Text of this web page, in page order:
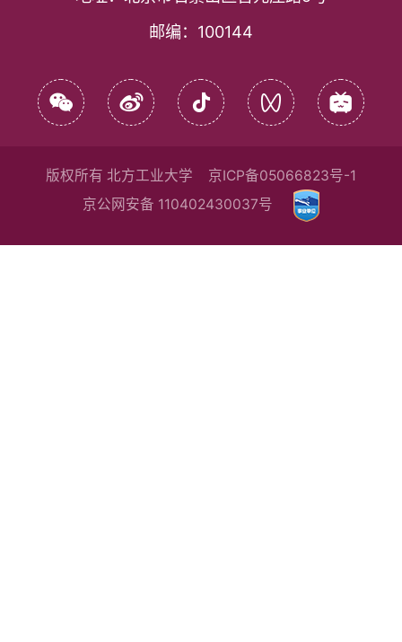
邮编： 100144
版权所有 北方工业大学
京ICP备05066823号-1
京公网安备 110402430037号